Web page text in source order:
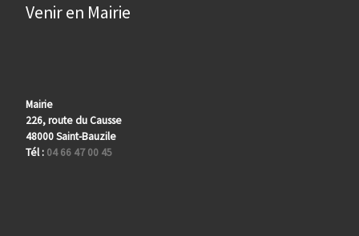
Venir en Mairie
Mairie
226, route du Causse
48000 Saint-Bauzile
Tél : 04 66 47 00 45